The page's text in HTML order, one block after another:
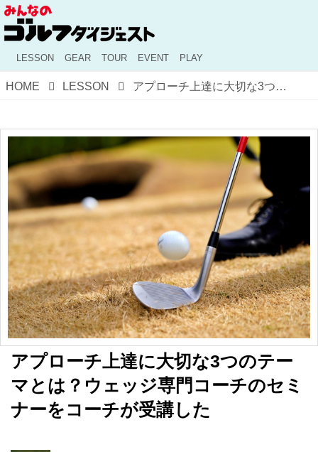
LESSON GEAR TOUR EVENT PLAY
HOME LESSON アプローチ上達に大切な3つのテーマとは？ウェッジ専門コーチのセミナーをコーチが受講した
アプローチ上達に大切な3つのテー
マとは？ウェッジ専門コーチのセミ
ナーをコーチが受講した